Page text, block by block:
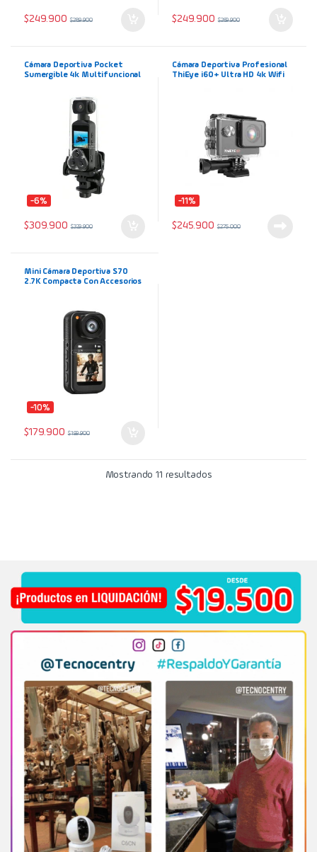
$249.900 $289.900 $249.900 $269.900
Cámara Deportiva Pocket
Sumergible 4k Multifuncional
-6%
$309.900 $329.900
Cámara Deportiva Profesional
ThiEye i60+ Ultra HD 4k Wifi
-11%
$245.900 $275.000
Mini Cámara Deportiva S70
2.7K Compacta Con Accesorios
-10%
$179.900 $199.900
Mostrando 11 resultados